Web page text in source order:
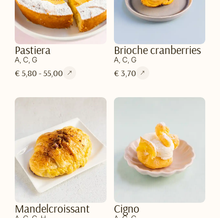
Pastiera
A, C, G
€ 5,80 - 55,00
Brioche cranberries
A, C, G
€ 3,70
Mandelcroissant Cigno